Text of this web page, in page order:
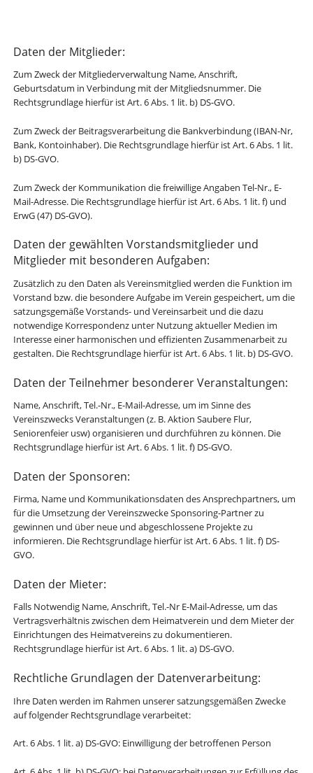
Daten der Mitglieder:
Zum Zweck der Mitgliederverwaltung Name, Anschrift,
Geburtsdatum in Verbindung mit der Mitgliedsnummer. Die
Rechtsgrundlage hierfür ist Art. 6 Abs. 1 lit. b) DS-GVO.
Zum Zweck der Beitragsverarbeitung die Bankverbindung (IBAN-Nr,
Bank, Kontoinhaber). Die Rechtsgrundlage hierfür ist Art. 6 Abs. 1 lit.
b) DS-GVO.
Zum Zweck der Kommunikation die freiwillige Angaben Tel-Nr., E-
Mail-Adresse. Die Rechtsgrundlage hierfür ist Art. 6 Abs. 1 lit. f) und
ErwG (47) DS-GVO).
Daten der gewählten Vorstandsmitglieder und
Mitglieder mit besonderen Aufgaben:
Zusätzlich zu den Daten als Vereinsmitglied werden die Funktion im
Vorstand bzw. die besondere Aufgabe im Verein gespeichert, um die
satzungsgemäße Vorstands- und Vereinsarbeit und die dazu
notwendige Korrespondenz unter Nutzung aktueller Medien im
Interesse einer harmonischen und effizienten Zusammenarbeit zu
gestalten. Die Rechtsgrundlage hierfür ist Art. 6 Abs. 1 lit. b) DS-GVO.
Daten der Teilnehmer besonderer Veranstaltungen:
Name, Anschrift, Tel.-Nr., E-Mail-Adresse, um im Sinne des
Vereinszwecks Veranstaltungen (z. B. Aktion Saubere Flur,
Seniorenfeier usw) organisieren und durchführen zu können. Die
Rechtsgrundlage hierfür ist Art. 6 Abs. 1 lit. f) DS-GVO.
Daten der Sponsoren:
Firma, Name und Kommunikationsdaten des Ansprechpartners, um
für die Umsetzung der Vereinszwecke Sponsoring-Partner zu
gewinnen und über neue und abgeschlossene Projekte zu
informieren. Die Rechtsgrundlage hierfür ist Art. 6 Abs. 1 lit. f) DS-
GVO.
Daten der Mieter:
Falls Notwendig Name, Anschrift, Tel.-Nr E-Mail-Adresse, um das
Vertragsverhältnis zwischen dem Heimatverein und dem Mieter der
Einrichtungen des Heimatvereins zu dokumentieren.
Rechtsgrundlage hierfür ist Art. 6 Abs. 1 lit. a) DS-GVO.
Rechtliche Grundlagen der Datenverarbeitung:
Ihre Daten werden im Rahmen unserer satzungsgemäßen Zwecke
auf folgender Rechtsgrundlage verarbeitet:
Art. 6 Abs. 1 lit. a) DS-GVO: Einwilligung der betroffenen Person